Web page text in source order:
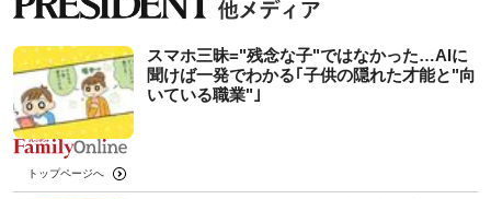
スマホ三昧="残念な子"ではなかった…AIに
聞けば一発でわかる｢子供の隠れた才能と"向
いている職業"｣
トップページへ